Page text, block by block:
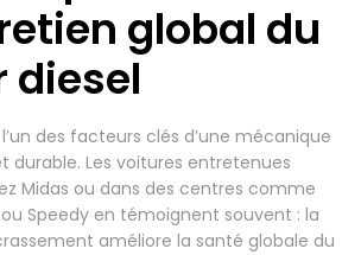
global du
diesel
des facteurs clés d’une mécanique
durable. Les voitures entretenues
Midas ou dans des centres comme
Speedy en témoignent souvent : la
améliore la santé globale du